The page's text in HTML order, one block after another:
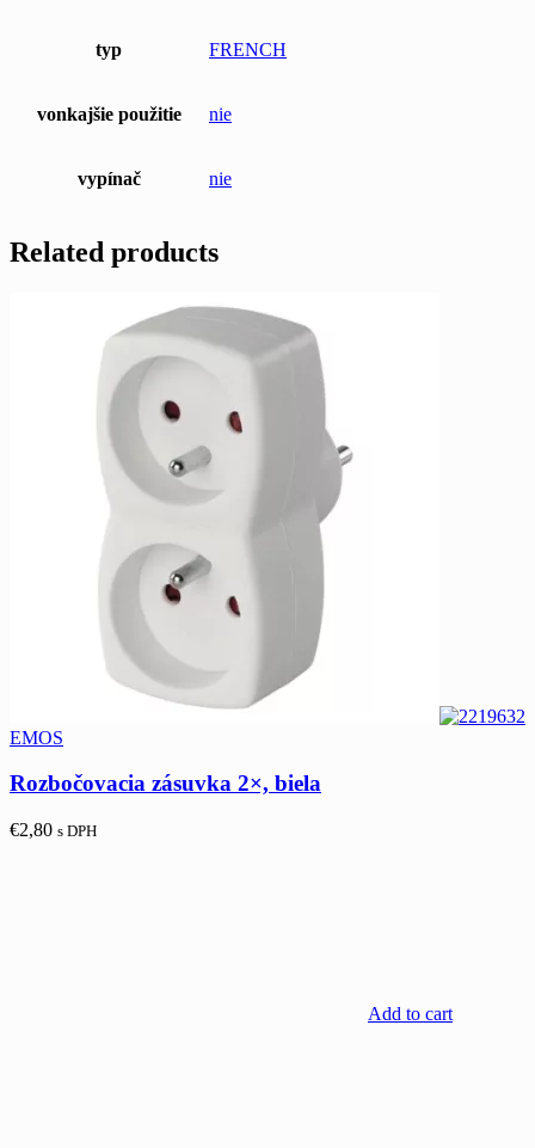
typ FRENCH
vonkajšie použitie nie
vypínač nie
Related products
EMOS
Rozbočovacia zásuvka 2×, biela
€2,80 s DPH
Add to cart